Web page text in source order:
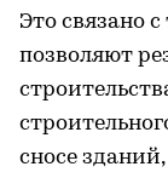
Это связано
позволяют
сносе